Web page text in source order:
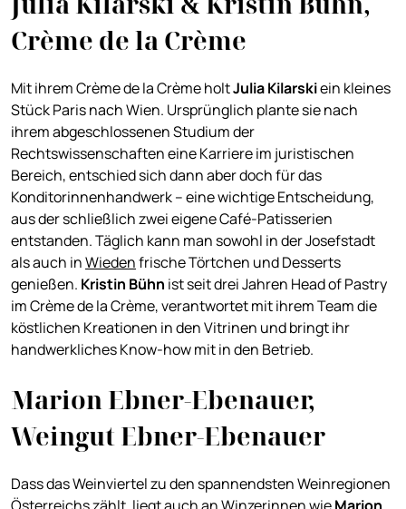
Crème de la Crème
Mit ihrem Crème de la Crème holtJulia Kilarskiein kleines
Stück Paris nach Wien. Ursprünglich plante sie nach
ihrem abgeschlossenen Studium der
Rechtswissenschaften eine Karriere im juristischen
Bereich, entschied sich dann aber doch für das
Konditorinnenhandwerk – eine wichtige Entscheidung,
aus der schließlich zwei eigene Café-Patisserien
entstanden. Täglich kann man sowohl in der Josefstadt
als auch inWiedenfrische Törtchen und Desserts
genießen. Kristin Bühn ist seit drei Jahren Head of Pastry
im Crème de la Crème, verantwortet mit ihrem Team die
köstlichen Kreationen in den Vitrinen und bringt ihr
handwerkliches Know-how mit in den Betrieb.
Marion Ebner-Ebenauer,
Weingut Ebner-Ebenauer
Dass das Weinviertel zu den spannendsten Weinregionen